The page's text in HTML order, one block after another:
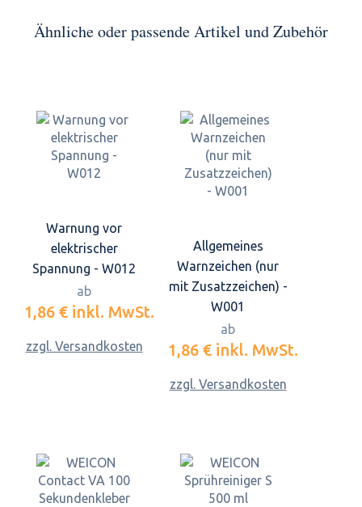
Ähnliche oder passende Artikel und Zubehör
Warnung vor
elektrischer
Spannung - W012
ab
1,86 € inkl. MwSt.
zzgl. Versandkosten
Allgemeines
Warnzeichen (nur
mit Zusatzzeichen) -
W001
ab
1,86 € inkl. MwSt.
zzgl. Versandkosten